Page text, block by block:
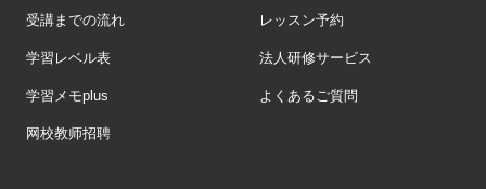
受講までの流れ レッスン予約
学習レベル表 法人研修サービス
学習メモplus よくあるご質問
网校教师招聘